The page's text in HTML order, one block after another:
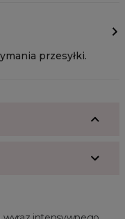
przesyłki.